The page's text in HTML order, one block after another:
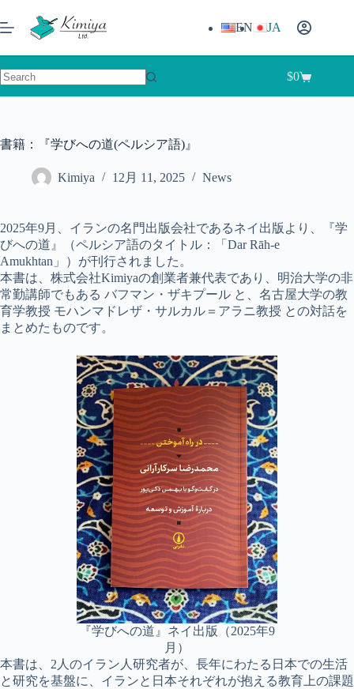
ン
ン
ツ
へ
ッ
EN JA
し
シ
ョ
$0
書籍：『学びへの道(ペルシア語)』
Kimiya 12月 11, 2025 News
2025年9月、イランの名門出版会社であるネイ出版より、『学
びへの道』（ペルシア語のタイトル：「Dar Rāh-e
Amukhtan」）が刊行されました。
本書は、株式会社Kimiyaの創業者兼代表であり、明治大学の非
常勤講師でもある バフマン・ザキプール と、名古屋大学の教
育学教授 モハンマドレザ・サルカル＝アラニ教授 との対話を
まとめたものです。
『学びへの道』ネイ出版（2025年9
月）
本書は、2人のイラン人研究者が、長年にわたる日本での生活
と研究を基盤に、イランと日本それぞれが抱える教育上の課題